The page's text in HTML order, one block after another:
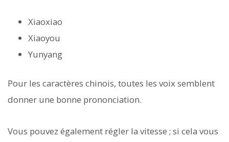
Xiaoxiao
Xiaoyou
Yunyang
Pour les caractères chinois, toutes les voix semblent
donner une bonne prononciation.
Vous pouvez également régler la vitesse ; si cela vous